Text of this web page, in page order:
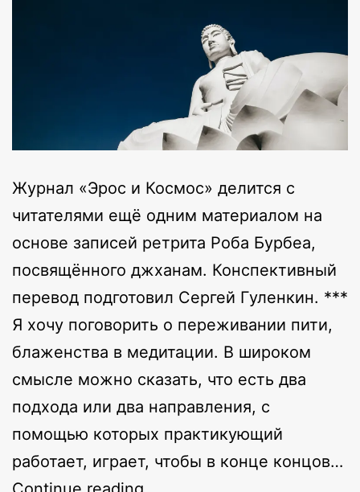
Журнал «Эрос и Космос» делится с
читателями ещё одним материалом на
основе записей ретрита Роба Бурбеа,
посвящённого джханам. Конспективный
перевод подготовил Сергей Гуленкин. ***
Я хочу поговорить о переживании пити,
блаженства в медитации. В широком
смысле можно сказать, что есть два
подхода или два направления, с
помощью которых практикующий
работает, играет, чтобы в конце концов…